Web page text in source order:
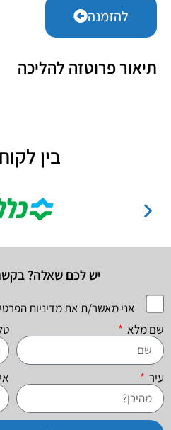
להזמנה
תיאור פרוטזה להליכה
בין
יש לכם שאלה?
אני מאשר/ת את מדיניות
שם מלא
עיר